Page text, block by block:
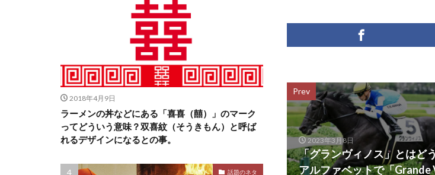
Prev
2023年3月8日
「グランヴィノス」とはど
アルファベットで「Grande
2018年4月9日
ラーメンの丼などにある「喜喜（囍）」のマーク
ってどういう意味？双喜紋（そうきもん）と呼ば
れるデザインになるとの事。
話題のネタ